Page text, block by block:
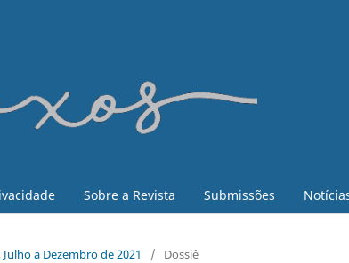
Sobre a Revista Submissões
a Dezembro de 2021 / Dossiê